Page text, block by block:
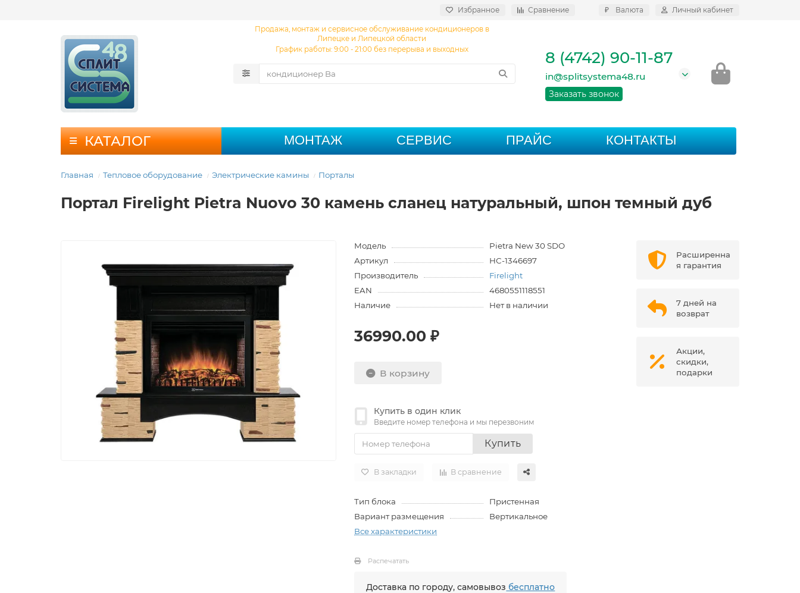
Избранное Сравнение ₽ Валюта Личный кабинет
Продажа, монтаж и сервисное обслуживание кондиционеров в
Липецке и Липецкой области
График работы: 9:00 - 21:00 без перерыва и выходных
8 (4742) 90-11-87
in@splitsystema48.ru
Заказать звонок
КАТАЛОГ МОНТАЖ СЕРВИС ПРАЙС КОНТАКТЫ
Главная Тепловое оборудование Электрические камины Порталы
Портал Firelight Pietra Nuovo 30 камень сланец натуральный, шпон темный дуб
Модель
Pietra New 30 SDO
Артикул
НС-1346697
Производитель
Firelight
EAN
4680551118551
Наличие
Нет в наличии
36990.00 ₽
В корзину
Купить в один клик
Введите номер телефона и мы перезвоним
Купить
В закладки В сравнение
Тип блока
Пристенная
Вариант размещения
Вертикальное
Все характеристики
Распечатать
Доставка по городу, самовывоз бесплатно
Расширенна
я гарантия
7 дней на
возврат
Акции,
скидки,
подарки